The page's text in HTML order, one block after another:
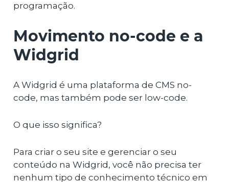
programação.
Movimento no-code e a
Widgrid
A Widgrid é uma plataforma de CMS no-
code, mas também pode ser low-code.
O que isso significa?
Para criar o seu site e gerenciar o seu
conteúdo na Widgrid, você não precisa ter
nenhum tipo de conhecimento técnico em